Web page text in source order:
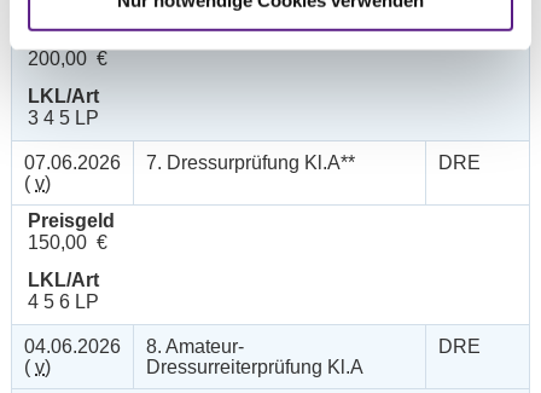
Preisgeld
200,00 €
LKL/Art
3 4 5 LP
07.06.2026
( v)
7. Dressurprüfung Kl.A** DRE
Preisgeld
150,00 €
LKL/Art
4 5 6 LP
04.06.2026
( v)
8. Amateur-
Dressurreiterprüfung Kl.A
DRE